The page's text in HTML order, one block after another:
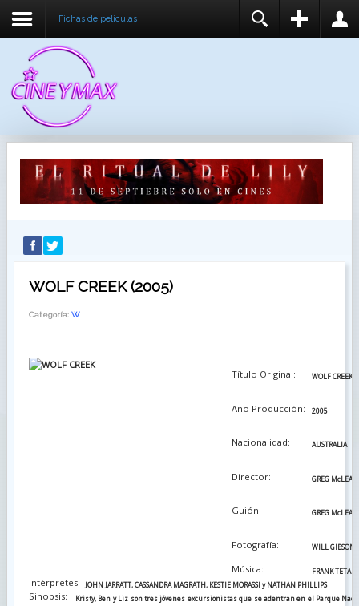
Fichas de peliculas
RECUÉRDEME
IDENTIFICARSE
REGISTER
WOLF CREEK (2005)
Categoría: W
Título Original: WOLF CREEK
Año Producción: 2005
Nacionalidad: AUSTRALIA
Director: GREG McLEAN
Guión: GREG McLEAN
Fotografía: WILL GIBSON
Música: FRANK TETAZ
Intérpretes: JOHN JARRATT, CASSANDRA MAGRATH, KESTIE MORASSI y NATHAN PHILLIPS
Sinopsis:
Kristy, Ben y Liz son tres jóvenes excursionistas que se adentran en el Parque